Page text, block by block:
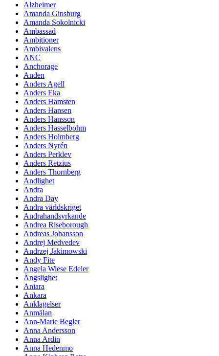
Alzheimer
Amanda Ginsburg
Amanda Sokolnicki
Ambassad
Ambitioner
Ambivalens
ANC
Anchorage
Anden
Anders Agell
Anders Eka
Anders Hamsten
Anders Hansen
Anders Hansson
Anders Hasselbohm
Anders Holmberg
Anders Nyrén
Anders Perklev
Anders Retzius
Anders Thornberg
Andlighet
Andra
Andra Day
Andra världskriget
Andrahandsyrkande
Andrea Riseborough
Andreas Johansson
Andrej Medvedev
Andrzej Jakimowski
Andy Fite
Angela Wiese Edeler
Ängslighet
Aniara
Ankara
Anklagelser
Anmälan
Ann-Marie Begler
Anna Andersson
Anna Ardin
Anna Hedenmo